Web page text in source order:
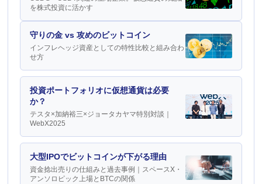
を株式投資に活かす
守りの金 vs 攻めのビットコイン
インフレヘッジ資産としての特性比較と組み合わ
せ方
投資ポートフォリオに仮想通貨は必要
か？
テスタ×加納裕三×ジョータカヤマ特別対談｜
WebX2025
大型IPOでビットコインが下がる理由
資金捻出売りの仕組みと過去事例｜スペースX・
アンソロピック上場とBTCの関係